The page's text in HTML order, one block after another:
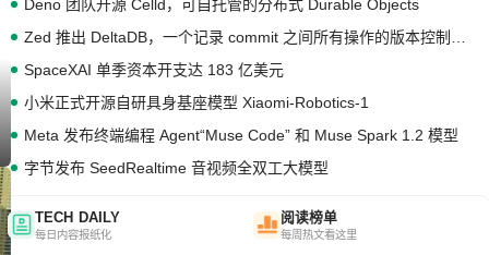
Deno 团队开源 Celld，可自托管的分布式 Durable Objects
SpaceXAI 单季资本开支达 183 亿美元
小米正式开源自研具身基座模型 Xiaomi-Robotics-1
Meta 发布终端编程 Agent“Muse Code” 和 Muse Spark 1.2 模型
字节发布 SeedRealtime 音视频全双工大模型
TECH DAILY
每日内容报纸化
阅读榜单
每周热文看这里